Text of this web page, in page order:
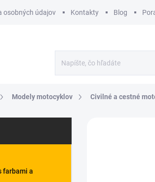
osobných údajov Kontakty Blog
Modely motocyklov Civilné a cestné
farbami a